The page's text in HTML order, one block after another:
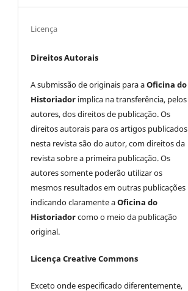
Licença
Direitos Autorais
A submissão de originais para aOficina do
Historiador implica na transferência, pelos
autores, dos direitos de publicação. Os
direitos autorais para os artigos publicados
nesta revista são do autor, com direitos da
revista sobre a primeira publicação. Os
autores somente poderão utilizar os
mesmos resultados em outras publicações
indicando claramente aOficina do
Historiadorcomo o meio da publicação
original.
Licença Creative Commons
Exceto onde especificado diferentemente,